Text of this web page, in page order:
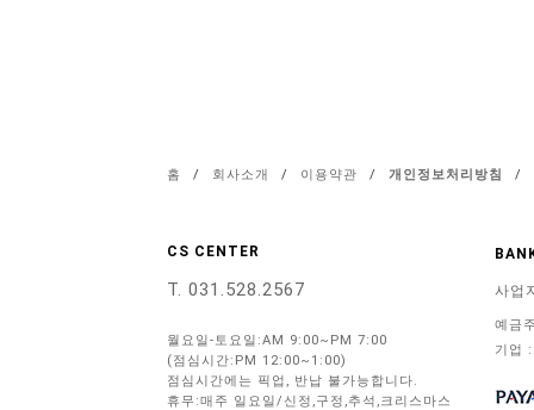
홈 / 회사소개 / 이용약관 / 개인정보처리방침 /
CS CENTER
T. 031.528.2567
월요일-토요일:AM 9:00~PM 7:00
(점심시간:PM 12:00~1:00)
점심시간에는 픽업, 반납 불가능합니다.
휴무:매주 일요일/신정,구정,추석,크리스마스
사업
예금
기업